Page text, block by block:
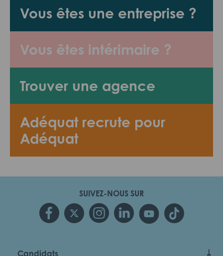
Vous êtes une entreprise ?
Vous êtes intérimaire ?
Trouver une agence
Adéquat recrute pour
Adéquat
SUIVEZ-NOUS SUR
Candidats